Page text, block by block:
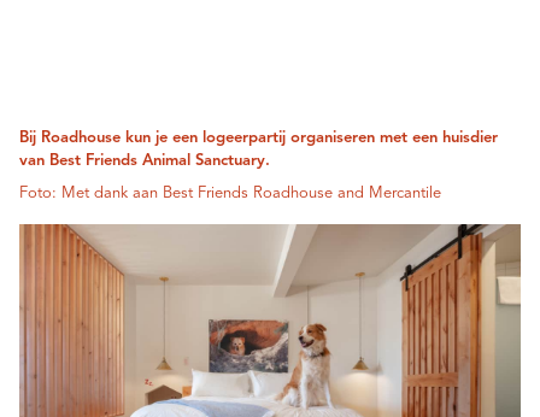
Bij Roadhouse kun je een logeerpartij organiseren met een huisdier
van Best Friends Animal Sanctuary.
Foto: Met dank aan Best Friends Roadhouse and Mercantile